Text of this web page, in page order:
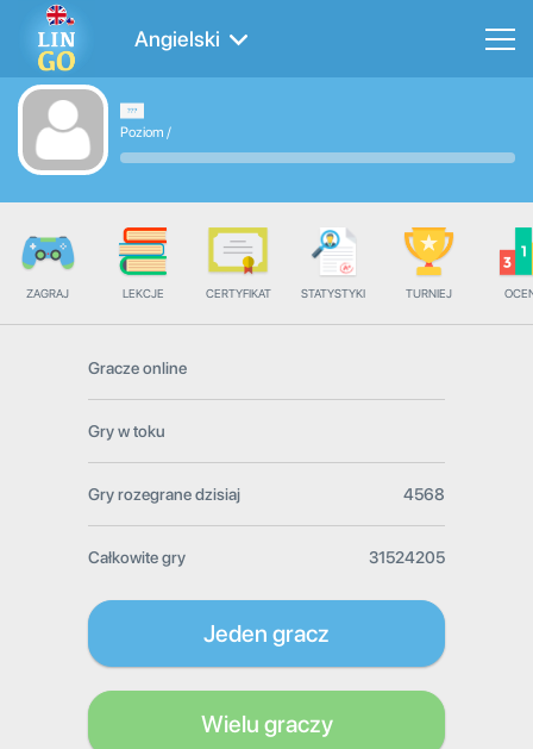
Angielski
Poziom /
ZAGRAJ LEKCJE CERTYFIKAT STATYSTYKI TURNIEJ
Gracze online
Gry w toku
Gry rozegrane dzisiaj 4568
Całkowite gry 31524205
Jeden gracz
Wielu graczy